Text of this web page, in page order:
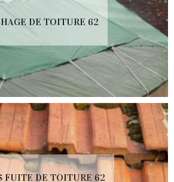
DE TOITURE 62
FUITE DE TOITURE 62